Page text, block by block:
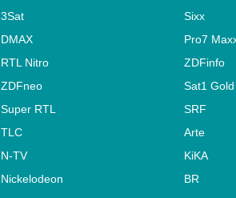
3Sat
Sixx
DMAX
Pro7
RTL Nitro
ZDFinfo
ZDFneo
Sat1 Gold
Super RTL
SRF
TLC
Arte
N-TV
KiKA
Nickelodeon
BR